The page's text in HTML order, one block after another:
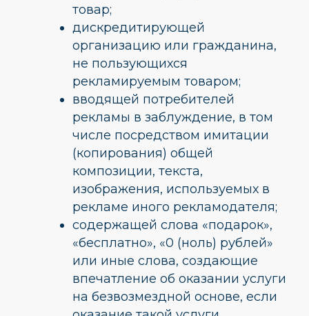
товар;
дискредитирующей
организацию или гражданина,
не пользующихся
рекламируемым товаром;
вводящей потребителей
рекламы в заблуждение, в том
числе посредством имитации
(копирования) общей
композиции, текста,
изображения, используемых в
рекламе иного рекламодателя;
содержащей слова «подарок»,
«бесплатно», «0 (ноль) рублей»
или иные слова, создающие
впечатление об оказании услуги
на безвозмездной основе, если